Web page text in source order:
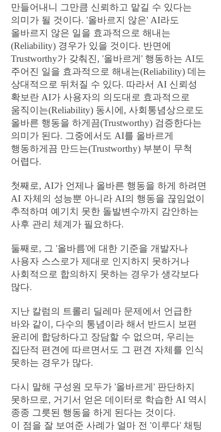
만들어내니 그만큼 신뢰하고 맡길 수 있다는
의미가 될 것이다. '올바르지 않은' AI라도
올바르지 않은 일을 효과적으로 해내는
(Reliability) 경우가 있을 것이다. 반면에
Trustworthy가 갖춰진, '올바르게' 행동하는 AI도
주어진 일을 효과적으로 해내는(Reliability) 데는
상대적으로 뒤처질 수 있다. 따라서 AI 신뢰성
확보란 AI가 사용자의 의도대로 효과적으로
움직이는(Reliability) 동시에, 사회통념상으로도
올바른 행동을 하게끔(Trustworthy) 검증한다는
의미가 된다. 그중에서도 AI를 올바르게
행동하게끔 만드는(Trustworthy) 부분이 무척
어렵다.
첫째로, AI가 언제나 올바른 행동을 하게 하려면
AI 자체의 성능뿐 아니라 AI의 행동을 끊임없이
추적하며 예기치 못한 돌발변수까지 감안하는
사후 관리 체계가 필요하다.
둘째로, 그 '올바름'에 대한 기준을 개발자나
사용자 스스로가 제대로 인지하지 못하거나
사회적으로 합의하지 못하는 경우가 생각보다
많다.
지난 칼럼의 트롤리 딜레마 문제에서 언급한
바와 같이, 다수의 통념이라 해서 반드시 보편
윤리에 합당하다고 장담할 수 없으며, 우리는
집단적 편견에 따르면서도 그 편견 자체를 인식
못하는 경우가 많다.
다시 말해 구성원 모두가 '올바르게' 판단하지
못하므로, 거기서 얻은 데이터로 학습한 AI 역시
종종 그릇된 행동을 하게 된다는 것이다.
이 점을 잘 보여준 사례가 얼마 전 '이루다' 채팅